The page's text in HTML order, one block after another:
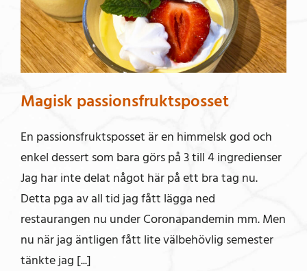
Magisk passionsfruktsposset
En passionsfruktsposset är en himmelsk god och
enkel dessert som bara görs på 3 till 4 ingredienser
Jag har inte delat något här på ett bra tag nu.
Detta pga av all tid jag fått lägga ned
restaurangen nu under Coronapandemin mm. Men
nu när jag äntligen fått lite välbehövlig semester
tänkte jag [...]